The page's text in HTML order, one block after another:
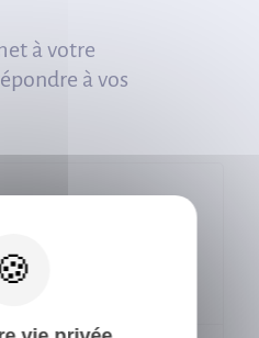
à votre
à vos
14h à 17h